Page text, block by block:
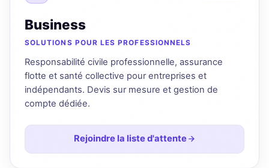
Business
SOLUTIONS POUR LES PROFESSIONNELS
Responsabilité civile professionnelle, assurance
flotte et santé collective pour entreprises et
indépendants. Devis sur mesure et gestion de
compte dédiée.
Rejoindre la liste d'attente